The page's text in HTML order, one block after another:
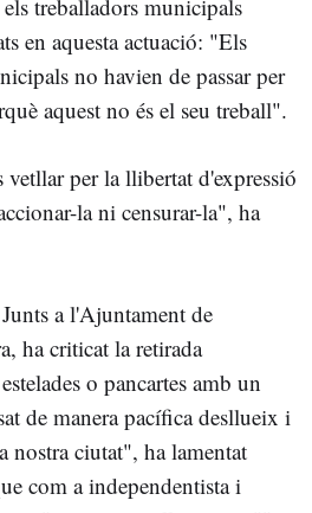
treballadors municipals
en aquesta actuació: "Els
no havien de passar per
aquest no és el seu treball".
vetllar per la llibertat d'expressió
la ni censurar-la", ha
a l'Ajuntament de
ha criticat la retirada
o pancartes amb un
de manera pacífica desllueix i
nostra ciutat", ha lamentat
com a independentista i